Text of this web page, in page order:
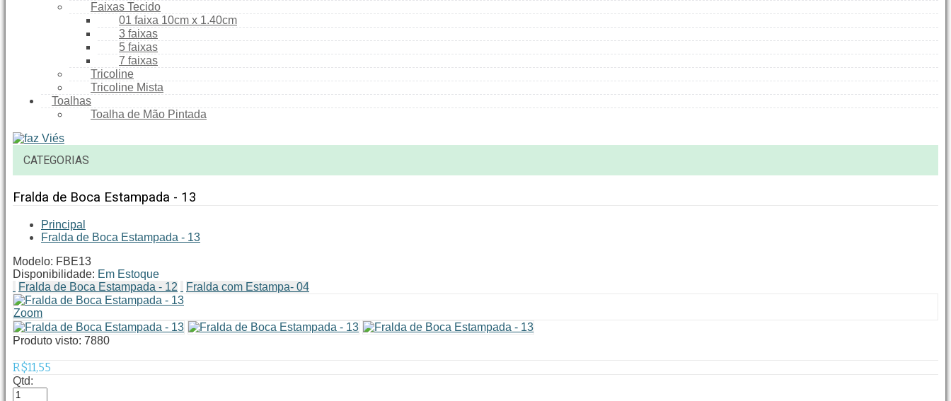
Faixas Tecido
01 faixa 10cm x 1.40cm
3 faixas
5 faixas
7 faixas
Tricoline
Tricoline Mista
Toalhas
Toalha de Mão Pintada
CATEGORIAS
Fralda de Boca Estampada - 13
Principal
Fralda de Boca Estampada - 13
Modelo: FBE13
Disponibilidade: Em Estoque
Fralda de Boca Estampada - 12
Fralda com Estampa- 04
Zoom
Produto visto: 7880
R$11,55
Qtd: